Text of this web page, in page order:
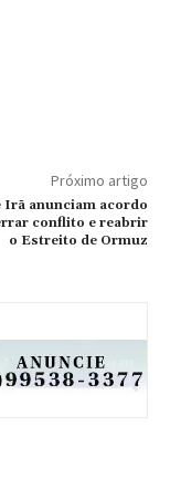
Próximo artigo
Irã anunciam acordo
conflito e reabrir
o Estreito de Ormuz